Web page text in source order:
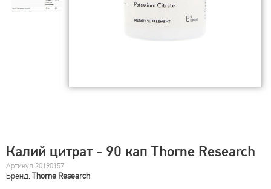
Калий цитрат - 90 кап Thorne Research
Артикул 20190157
Бренд: Thorne Research